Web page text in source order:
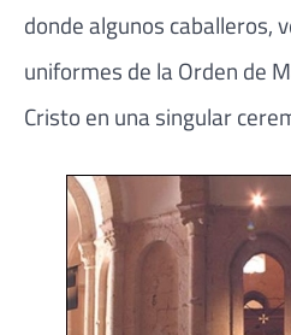
donde algunos caballeros,
uniformes de la Orden de
Cristo en una singular